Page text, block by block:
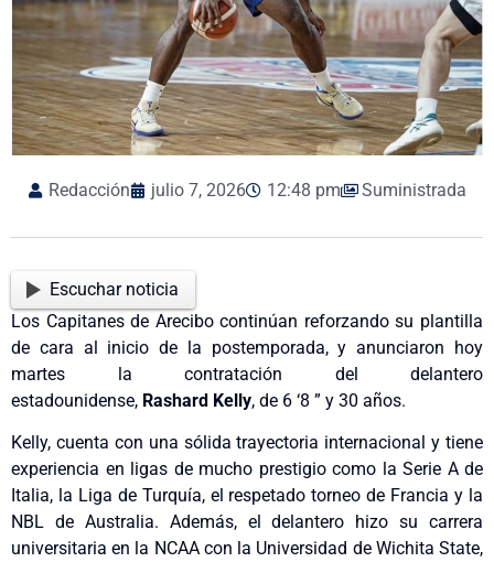
Redacción julio 7, 2026 12:48 pm Suministrada
Escuchar noticia
Los Capitanes de Arecibo continúan reforzando su plantilla
de cara al inicio de la postemporada, y anunciaron hoy
martes la contratación del delantero
estadounidense, Rashard Kelly, de 6 ‘8 ” y 30 años.
Kelly, cuenta con una sólida trayectoria internacional y tiene
experiencia en ligas de mucho prestigio como la Serie A de
Italia, la Liga de Turquía, el respetado torneo de Francia y la
NBL de Australia. Además, el delantero hizo su carrera
universitaria en la NCAA con la Universidad de Wichita State,